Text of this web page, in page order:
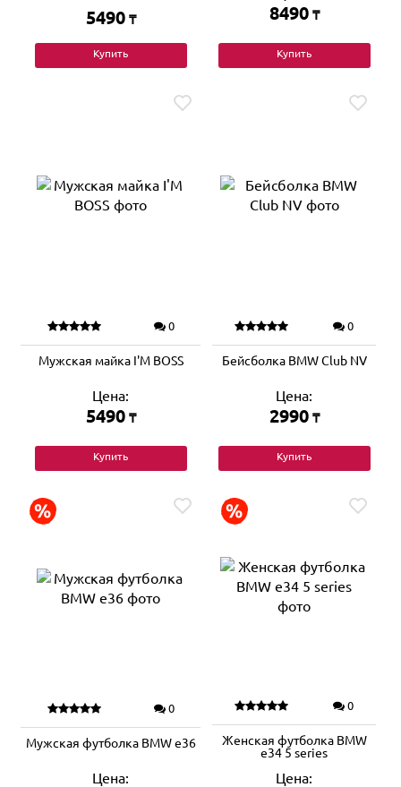
5490 ₸
Купить
8490 ₸
Купить
0
Мужская майка I'M BOSS
Цена:
5490 ₸
Купить
0
Бейсболка BMW Club NV
Цена:
2990 ₸
Купить
0
Мужская футболка BMW e36
Цена:
0
Женская футболка BMW
e34 5 series
Цена: